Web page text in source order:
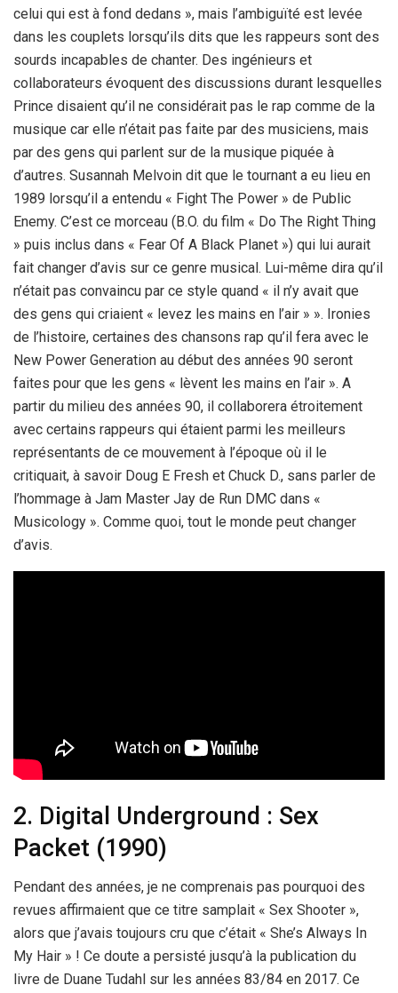
celui qui est à fond dedans », mais l’ambiguïté est levée
dans les couplets lorsqu’ils dits que les rappeurs sont des
sourds incapables de chanter. Des ingénieurs et
collaborateurs évoquent des discussions durant lesquelles
Prince disaient qu’il ne considérait pas le rap comme de la
musique car elle n’était pas faite par des musiciens, mais
par des gens qui parlent sur de la musique piquée à
d’autres. Susannah Melvoin dit que le tournant a eu lieu en
1989 lorsqu’il a entendu « Fight The Power » de Public
Enemy. C’est ce morceau (B.O. du film « Do The Right Thing
» puis inclus dans « Fear Of A Black Planet ») qui lui aurait
fait changer d’avis sur ce genre musical. Lui-même dira qu’il
n’était pas convaincu par ce style quand « il n’y avait que
des gens qui criaient « levez les mains en l’air » ». Ironies
de l’histoire, certaines des chansons rap qu’il fera avec le
New Power Generation au début des années 90 seront
faites pour que les gens « lèvent les mains en l’air ». A
partir du milieu des années 90, il collaborera étroitement
avec certains rappeurs qui étaient parmi les meilleurs
représentants de ce mouvement à l’époque où il le
critiquait, à savoir Doug E Fresh et Chuck D., sans parler de
l’hommage à Jam Master Jay de Run DMC dans «
Musicology ». Comme quoi, tout le monde peut changer
d’avis.
2. Digital Underground : Sex
Packet (1990)
Pendant des années, je ne comprenais pas pourquoi des
revues affirmaient que ce titre samplait « Sex Shooter »,
alors que j’avais toujours cru que c’était « She’s Always In
My Hair » ! Ce doute a persisté jusqu’à la publication du
livre de Duane Tudahl sur les années 83/84 en 2017. Ce